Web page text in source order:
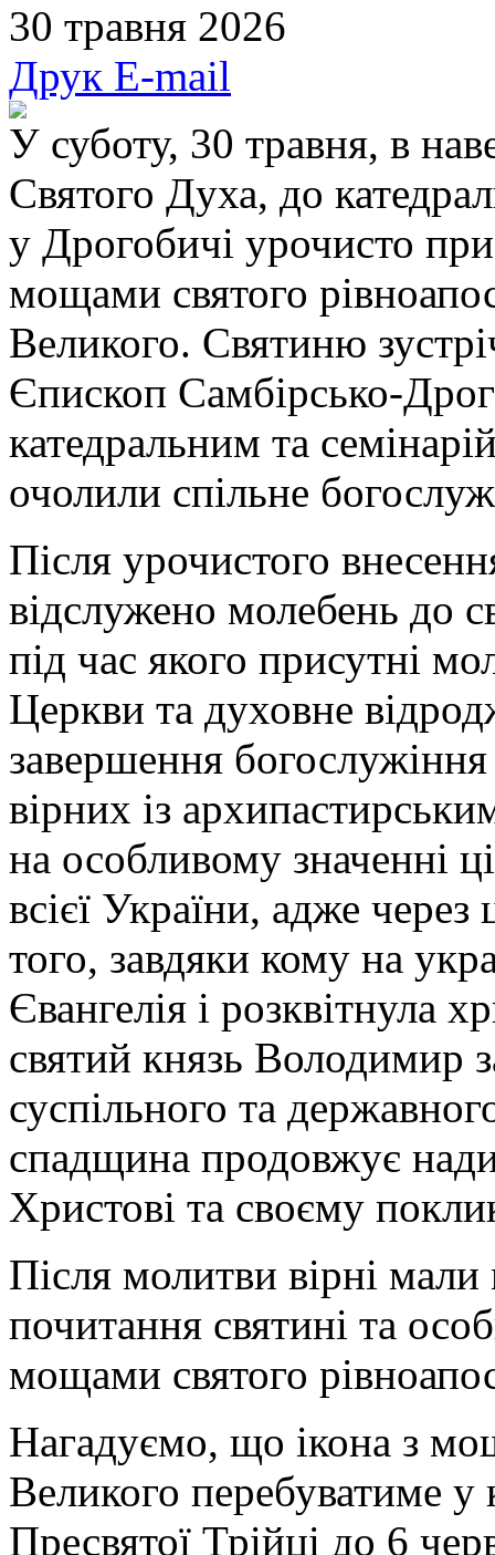
30 травня 2026
Друк E-mail
У суботу, 30 травня, в
Святого Духа, до
у Дрогобичі урочисто
мощами святого
Великого. Святиню
Єпископ Самбірсько-
катедральним та
очолили спільне
Після урочистого
відслужено молебень до
під час якого присутні
Церкви та духовне
завершення
вірних із
на особливому значенні
всієї України, адже
того, завдяки кому на
Євангелія і розквітнула
святий князь Володимир
суспільного та
спадщина продовжує
Христові та своєму
Після молитви вірні
почитання святині та
мощами святого
Нагадуємо, що ікона з
Великого перебуватиме у
Пресвятої Трійці до 6